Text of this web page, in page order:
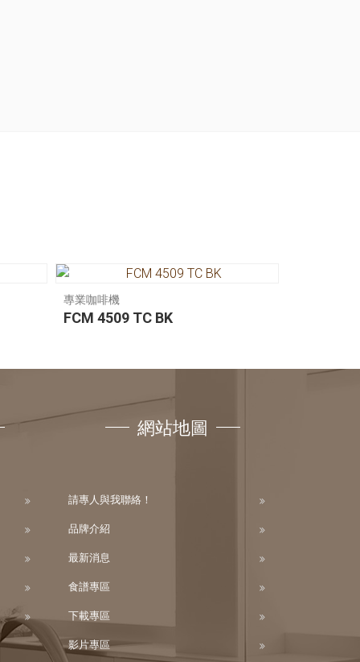
專業咖啡機
FCM 4509 TC BK
網站地圖
請專人與我聯絡！
品牌介紹
最新消息
食譜專區
下載專區
影片專區